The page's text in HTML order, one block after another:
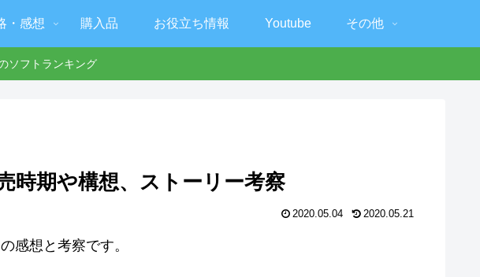
・感想 購入品 お役立ち情報 Youtube その他
ソフトランキング
時期や構想、ストーリー考察
2020.05.04 2020.05.21
感想と考察です。